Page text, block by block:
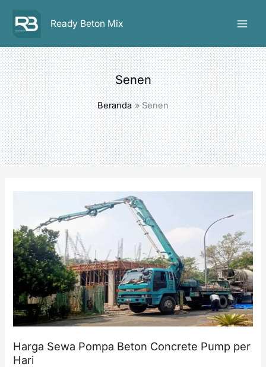
konten
Ready Beton Mix
Senen
Beranda Senen
Harga Sewa Pompa Beton Concrete Pump per
Hari